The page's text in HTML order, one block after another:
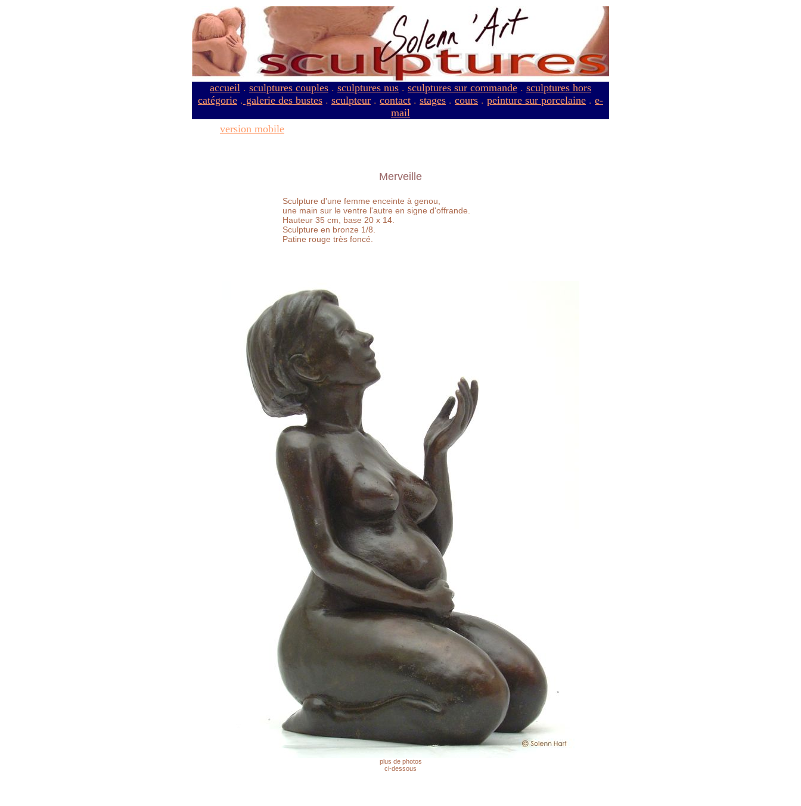
accueil . sculptures couples . sculptures nus . sculptures sur commande . sculptures hors
catégorie . galerie des bustes . sculpteur . contact . stages . cours . peinture sur porcelaine . e-
mail
version mobile
Merveille
Sculpture d'une femme enceinte à genou,
une main sur le ventre l'autre en signe d'offrande.
Hauteur 35 cm, base 20 x 14.
Sculpture en bronze 1/8.
Patine rouge très foncé.
plus de photos
ci-dessous